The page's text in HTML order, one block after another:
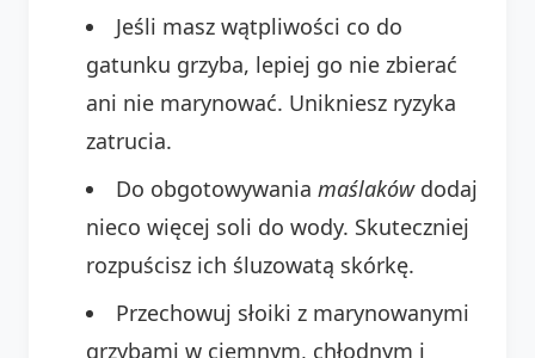
Jeśli masz wątpliwości co do
gatunku grzyba, lepiej go nie zbierać
ani nie marynować. Unikniesz ryzyka
zatrucia.
Do obgotowywania maślakówdodaj
nieco więcej soli do wody. Skuteczniej
rozpuścisz ich śluzowatą skórkę.
Przechowuj słoiki z marynowanymi
grzybami w ciemnym, chłodnym i